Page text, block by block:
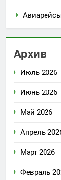
Архив
Июль 2026
Июнь 2026
Май 2026
Апрель
Март 2026
Февраль